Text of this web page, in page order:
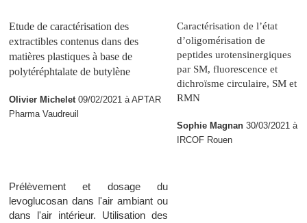
Etude de caractérisation des
extractibles contenus dans des
matières plastiques à base de
polytéréphtalate de butylène
Olivier Michelet09/02/2021 à APTAR
Pharma Vaudreuil
Caractérisation de l’état
d’oligomérisation de
peptides urotensinergiques
par SM, fluorescence et
dichroïsme circulaire, SM et
RMN
Sophie Magnan 30/03/2021 à
IRCOF Rouen
Prélèvement et dosage du
levoglucosan dans l'air ambiant ou
dans l'air intérieur. Utilisation des